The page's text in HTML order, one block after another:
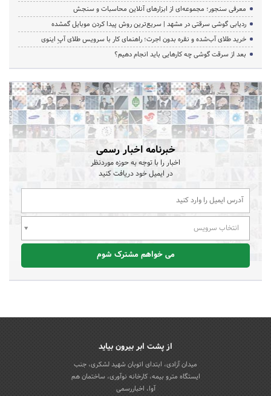
معرفی سنجور؛ مجموعه‌ای از ابزارهای آنلاین محاسبات و سنجش
ردیابی گوشی سرقتی در مشهد | سریع‌ترین روش پیدا کردن موبایل گمشده
خرید طلای آب‌شده و نقره بدون اجرت؛ راهنمای کار با سرویس طلای آپِ اینوی
بعد از سرقت گوشی چه کارهایی باید انجام دهیم؟
خبرنامه اخبار رسمی
اخبار را با توجه به حوزه موردنظر
در ایمیل خود دریافت کنید
انتخاب سرویس
می خواهم مشترک شوم
از پشت ابر بیرون بیاید
میدان آزادی، ابتدای اتوبان شهید لشکری، جنب
ایستگاه مترو بیمه، کارخانه نوآوری، ساختمان هم
آوا، اخباررسمی